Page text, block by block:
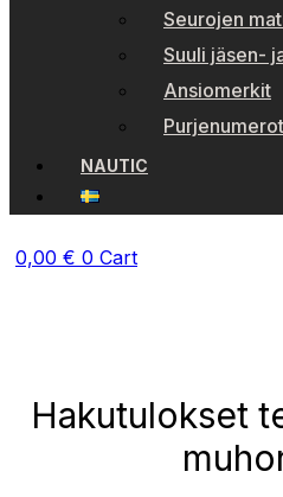
Seurojen
Suuli jäsen-
Ansiomerkit
Purjenumerot
NAUTIC
0,00 € 0 Cart
Hakutulokset